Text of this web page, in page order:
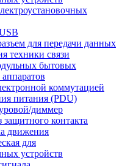
для передачи данных
техники связи
бытовых
коммутацией
питания (PDU)
диммер
защитного контакта
движения
для
устройств